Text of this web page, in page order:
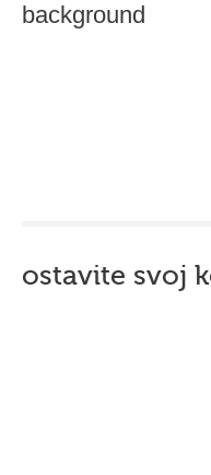
background
ostavite svoj